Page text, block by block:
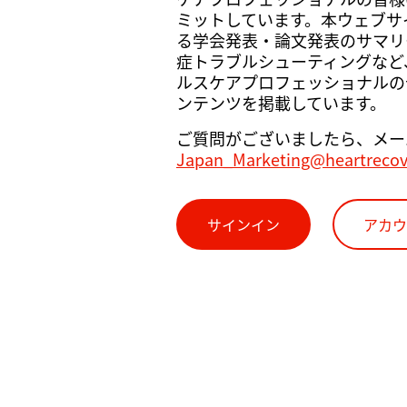
ミットしています。本ウェブ
る学会発表・論文発表のサマ
症トラブルシューティングな
ルスケアプロフェッショナル
ンテンツを掲載しています。
ご質問がございましたら、メ